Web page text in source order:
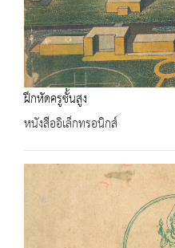
ฝึกหัดครูชั้นสูง
หนังสืออิเล็กทรอนิกส์